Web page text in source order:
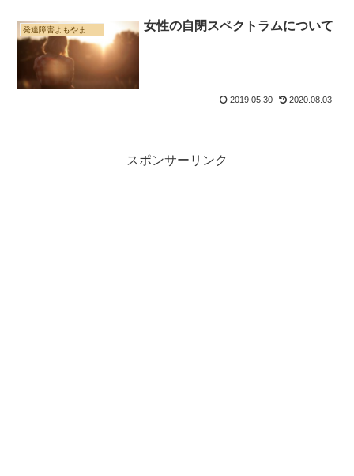
女性の自閉スペクトラムについて
2019.05.30 2020.08.03
スポンサーリンク